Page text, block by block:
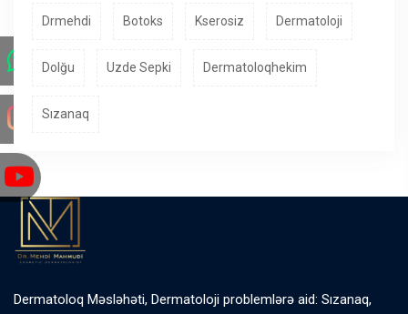
Drmehdi Botoks Kserosiz Dermatoloji
Dolğu Uzde Sepki Dermatoloqhekim
Sızanaq
Dermatoloq Məsləhəti, Dermatoloji problemlərə aid: Sızanaq,